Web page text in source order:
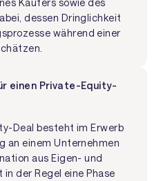
dessen Dringlichkeit
während einer
einen Private-Equity-
Deal besteht im Erwerb
an einem Unternehmen
aus Eigen- und
der Regel eine Phase